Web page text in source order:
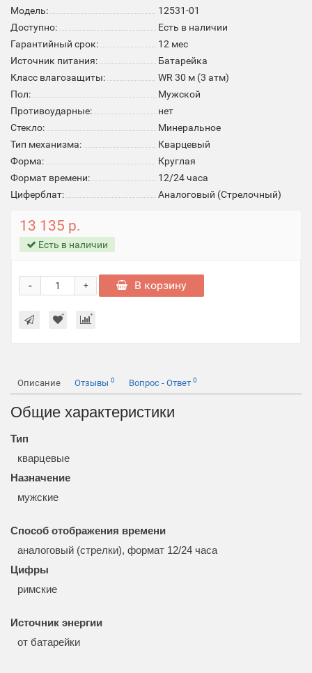
Модель:
12531-01
Доступно:
Есть в наличии
Гарантийный срок:
12 мес
Источник питания:
Батарейка
Класс влагозащиты:
WR 30 м (3 атм)
Пол:
Мужской
Противоударные:
нет
Стекло:
Минеральное
Тип механизма:
Кварцевый
Форма:
Круглая
Формат времени:
12/24 часа
Циферблат:
Аналоговый (Стрелочный)
13 135 р.
Есть в наличии
+
- В корзину
Описание Отзывы 0 Вопрос - Ответ 0
Общие характеристики
Тип
кварцевые
Назначение
мужские
Способ отображения времени
аналоговый (стрелки), формат 12/24 часа
Цифры
римские
Источник энергии
от батарейки